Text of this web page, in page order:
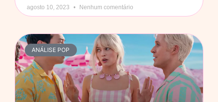
agosto 10, 2023 Nenhum comentário
ANÁLISE POP